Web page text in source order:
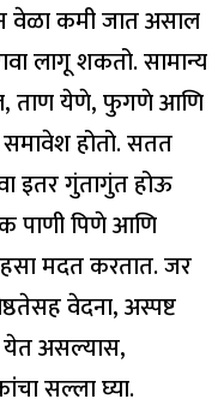
वेळा कमी जात असाल
लागू शकतो.सामान्य
ताण येणे, फुगणे आणि
समावेश होतो. सतत
इतर गुंतागुंत होऊ
पाणी पिणे आणि
मदत करतात. जर
वेदना, अस्पष्ट
येत असल्यास,
सल्ला घ्या.